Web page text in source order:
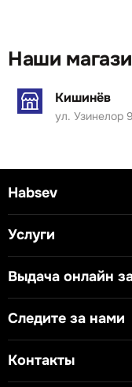
Наши
Кишинёв
ул. Узинелор
Habsev
Услуги
Выдача онлайн
Следите за нами
Контакты